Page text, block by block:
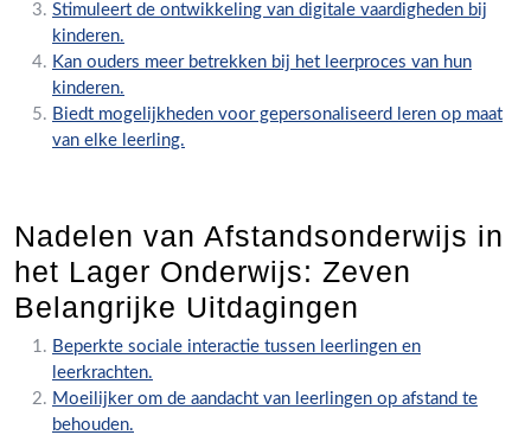
Stimuleert de ontwikkeling van digitale vaardigheden bij
kinderen.
Kan ouders meer betrekken bij het leerproces van hun
kinderen.
Biedt mogelijkheden voor gepersonaliseerd leren op maat
van elke leerling.
Nadelen van Afstandsonderwijs in
het Lager Onderwijs: Zeven
Belangrijke Uitdagingen
Beperkte sociale interactie tussen leerlingen en
leerkrachten.
Moeilijker om de aandacht van leerlingen op afstand te
behouden.